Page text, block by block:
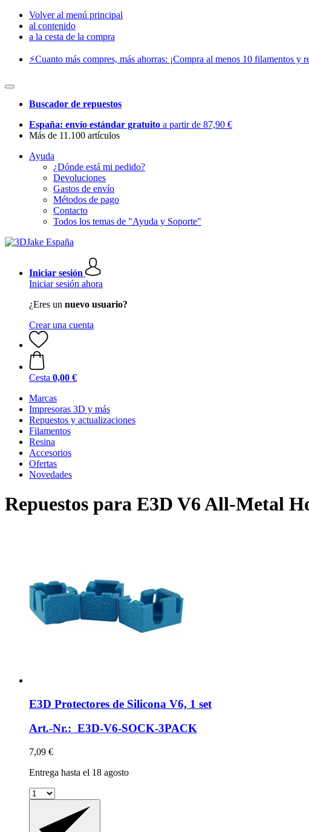
Volver al menú principal
al contenido
a la cesta de la compra
⚡️Cuanto más compres, más ahorras: ¡Compra al menos 10 filamentos y
Buscador de repuestos
España: envío estándar gratuito a partir de 87,90 €
Más de 11.100 artículos
Ayuda
¿Dónde está mi pedido?
Devoluciones
Gastos de envío
Métodos de pago
Contacto
Todos los temas de "Ayuda y Soporte"
Iniciar sesión
Iniciar sesión ahora
¿Eres un nuevo usuario?
Crear una cuenta
Cesta 0,00 €
Marcas
Impresoras 3D y más
Repuestos y actualizaciones
Filamentos
Resina
Accesorios
Ofertas
Novedades
Repuestos para E3D V6 All-Metal
E3D Protectores de Silicona V6, 1 set
Art.-Nr.: E3D-V6-SOCK-3PACK
7,09 €
Entrega hasta el 18 agosto